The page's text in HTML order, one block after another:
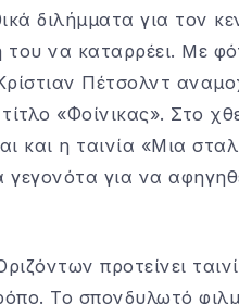
διλήμματα για τον
του να καταρρέει. Με
Πέτσολντ
«Φοίνικας». Στο
και η ταινία «Μια
για να
προτείνει
Το σπονδυλωτό